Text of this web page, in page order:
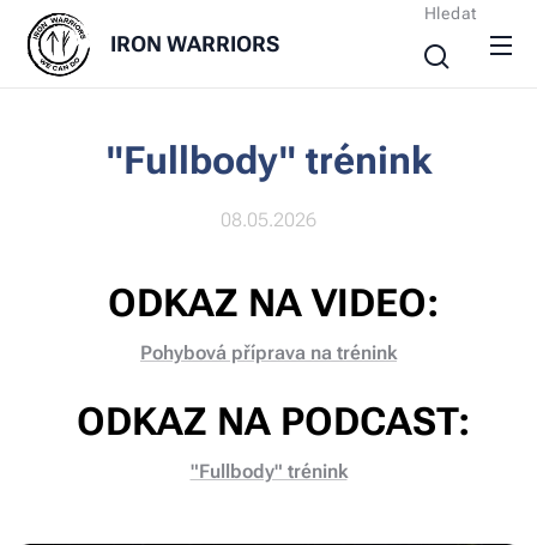
IRON WARRIORS
Hledat
"Fullbody" trénink
08.05.2026
ODKAZ NA VIDEO:
Pohybová příprava na trénink
ODKAZ NA PODCAST:
"Fullbody" trénink